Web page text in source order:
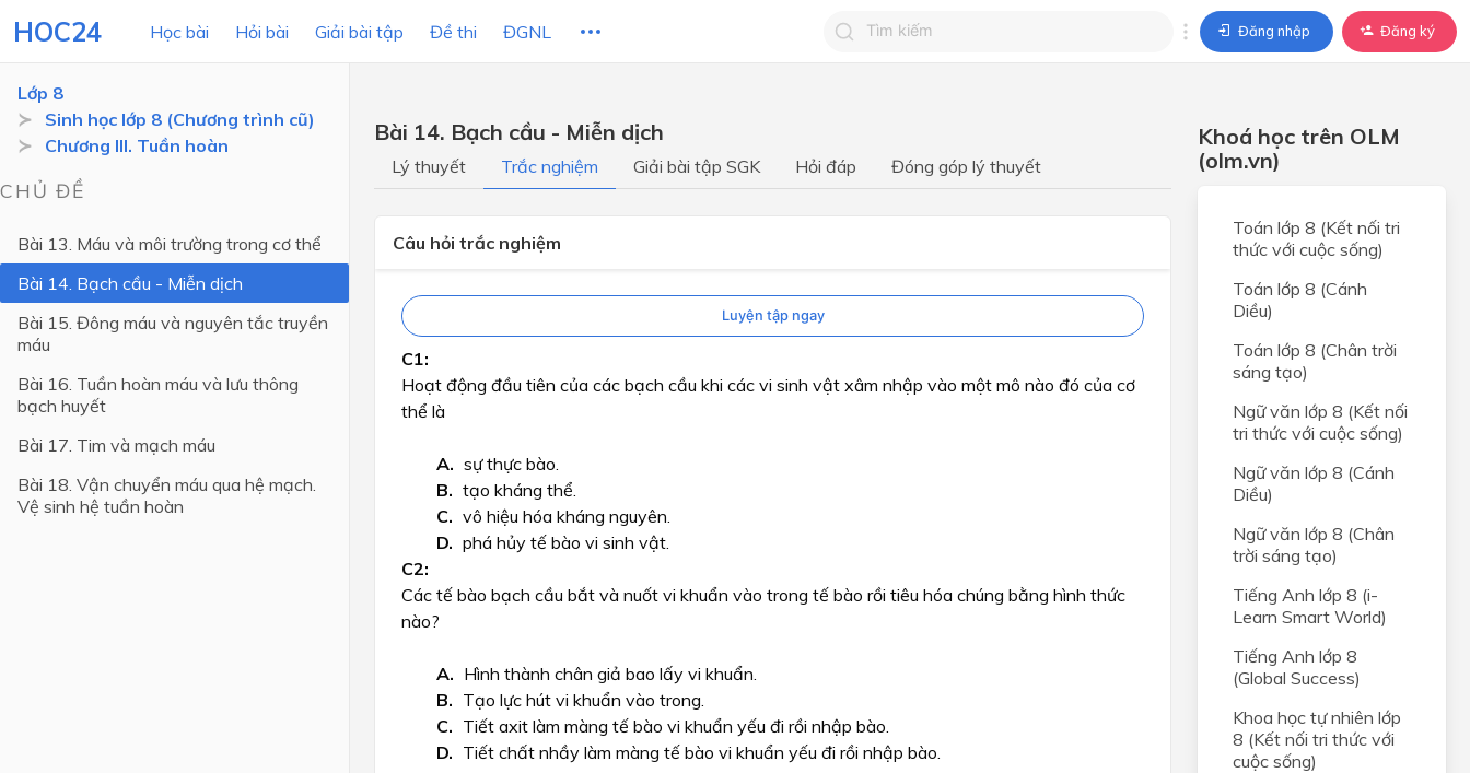
HOC24 Học bài Hỏi bài Giải bài tập Đề thi ĐGNL
bạn
Đăng nhập Đăng ký
Lớp 11
Lớp 10
Lớp 9
Lớp 6
Lớp 5
MÔN HỌC CHỦ ĐỀ / CHƯƠNG
Lớp 8
Sinh học lớp 8 (Chương trình cũ)
Chương III. Tuần hoàn
CHỦ ĐỀ
Bài 13. Máu và môi trường trong cơ thể
Bài 14. Bạch cầu - Miễn dịch
Bài 15. Đông máu và nguyên tắc truyền
máu
Bài 16. Tuần hoàn máu và lưu thông
bạch huyết
Bài 17. Tim và mạch máu
Bài 18. Vận chuyển máu qua hệ mạch.
Vệ sinh hệ tuần hoàn
Bài 14. Bạch cầu - Miễn dịch
Lý thuyết Trắc nghiệm Giải bài tập SGK Hỏi đáp Đóng góp lý thuyết
Câu hỏi trắc nghiệm
Luyện tập ngay
Hoạt động đầu tiên của các bạch cầu khi các vi sinh vật xâm nhập vào một mô nào đó của cơ
thể là
sự thực bào.
tạo kháng thể.
vô hiệu hóa kháng nguyên.
phá hủy tế bào vi sinh vật.
Các tế bào bạch cầu bắt và nuốt vi khuẩn vào trong tế bào rồi tiêu hóa chúng bằng hình thức
nào?
Hình thành chân giả bao lấy vi khuẩn.
Tạo lực hút vi khuẩn vào trong.
Tiết axit làm màng tế bào vi khuẩn yếu đi rồi nhập bào.
Tiết chất nhầy làm màng tế bào vi khuẩn yếu đi rồi nhập bào.
Khoá học trên OLM
(olm.vn)
Toán lớp 8 (Kết nối tri
thức với cuộc sống)
Toán lớp 8 (Cánh
Diều)
Toán lớp 8 (Chân trời
sáng tạo)
Ngữ văn lớp 8 (Kết nối
tri thức với cuộc sống)
Ngữ văn lớp 8 (Cánh
Diều)
Ngữ văn lớp 8 (Chân
trời sáng tạo)
Tiếng Anh lớp 8 (i-
Learn Smart World)
Tiếng Anh lớp 8
(Global Success)
Khoa học tự nhiên lớp
8 (Kết nối tri thức với
cuộc sống)